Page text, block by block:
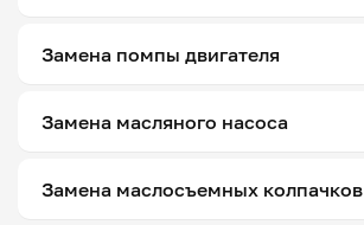
Замена помпы двигателя
Замена масляного насоса
Замена маслосъемных колпачков